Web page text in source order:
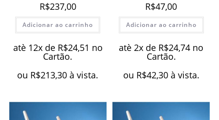
R$237,00
Adicionar ao carrinho
atè 12x de R$24,51 no
Cartão.
ou R$213,30 à vista.
R$47,00
Adicionar ao carrinho
atè 2x de R$24,74 no
Cartão.
ou R$42,30 à vista.